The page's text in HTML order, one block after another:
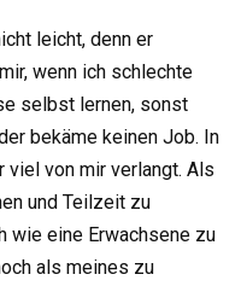
leicht, denn er
wenn ich schlechte
selbst lernen, sonst
bekäme keinen Job. In
viel von mir verlangt. Als
und Teilzeit zu
wie eine Erwachsene zu
als meines zu